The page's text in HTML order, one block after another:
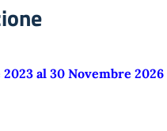
al 30 Novembre 2026